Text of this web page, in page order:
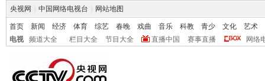
央视网 中国网络电视台 网站地图
首页 新闻 经济 体育 综艺 春晚 戏曲 音乐 科教 青少 文化
艺术
电视
频道大全 栏目大全 节目大全 直播中国 赛事直播 网络